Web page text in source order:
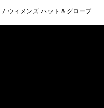
ウィメンズ ハット＆グローブ